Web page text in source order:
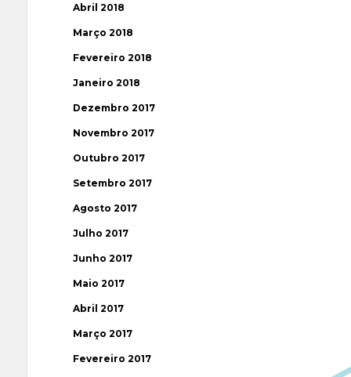
Abril 2018
Março 2018
Fevereiro 2018
Janeiro 2018
Dezembro 2017
Novembro 2017
Outubro 2017
Setembro 2017
Agosto 2017
Julho 2017
Junho 2017
Maio 2017
Abril 2017
Março 2017
Fevereiro 2017